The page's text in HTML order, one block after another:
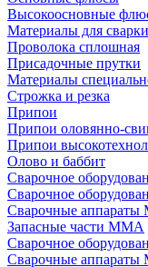
Высокоосновные
Материалы для
Проволока сплошная
Присадочные прутки
Материалы
Строжка и резка
Припои
Припои оловянно-
Припои
Олово и баббит
Сварочное
Сварочное
Сварочные аппараты
Запасные части MMA
Сварочное
Сварочные аппараты